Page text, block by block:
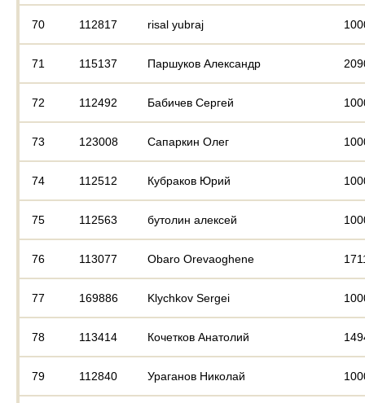
70 112817 risal yubraj
71 115137 Паршуков Александр
72 112492 Бабичев Сергей
73 123008 Сапаркин Олег
74 112512 Кубраков Юрий
75 112563 бутолин алексей
76 113077 Obaro Orevaoghene
77 169886 Klychkov Sergei
78 113414 Кочетков Анатолий
79 112840 Ураганов Николай